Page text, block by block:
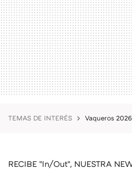
TEMAS DE INTERÉS Vaqueros 2026
RECIBE "In/Out", NUESTRA